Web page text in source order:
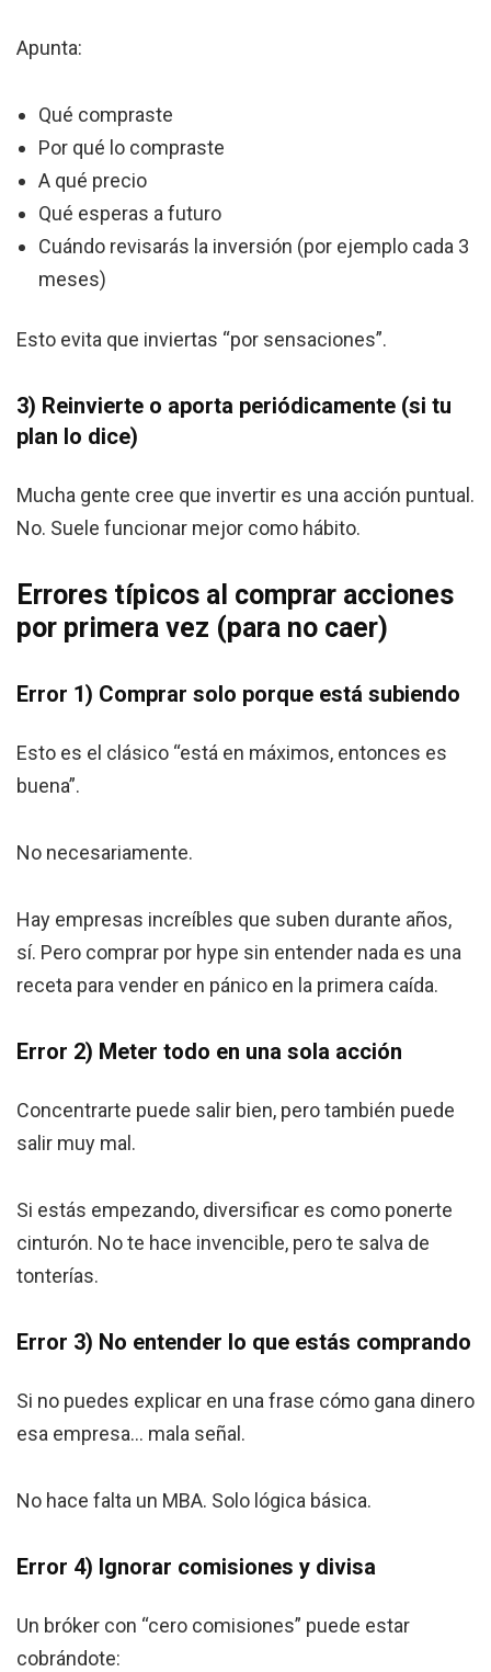
Apunta:
Qué compraste
Por qué lo compraste
A qué precio
Qué esperas a futuro
Cuándo revisarás la inversión (por ejemplo cada 3
meses)
Esto evita que inviertas “por sensaciones”.
3) Reinvierte o aporta periódicamente (si tu
plan lo dice)
Mucha gente cree que invertir es una acción puntual.
No. Suele funcionar mejor como hábito.
Errores típicos al comprar acciones
por primera vez (para no caer)
Error 1) Comprar solo porque está subiendo
Esto es el clásico “está en máximos, entonces es
buena”.
No necesariamente.
Hay empresas increíbles que suben durante años,
sí. Pero comprar por hype sin entender nada es una
receta para vender en pánico en la primera caída.
Error 2) Meter todo en una sola acción
Concentrarte puede salir bien, pero también puede
salir muy mal.
Si estás empezando, diversificar es como ponerte
cinturón. No te hace invencible, pero te salva de
tonterías.
Error 3) No entender lo que estás comprando
Si no puedes explicar en una frase cómo gana dinero
esa empresa… mala señal.
No hace falta un MBA. Solo lógica básica.
Error 4) Ignorar comisiones y divisa
Un bróker con “cero comisiones” puede estar
cobrándote: